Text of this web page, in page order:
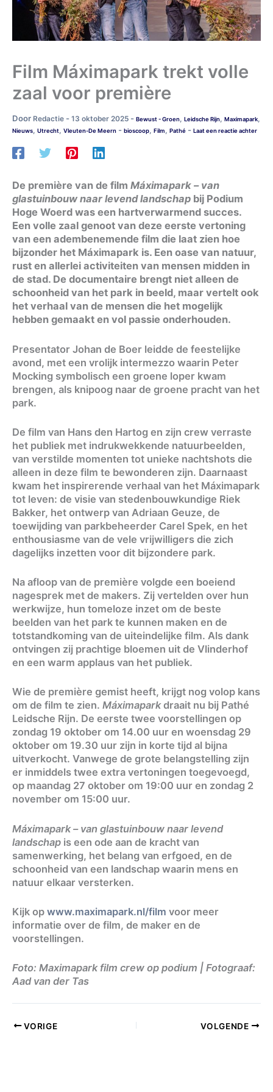
Film Máximapark trekt volle
zaal voor première
Door Redactie - 13 oktober 2025 - Bewust - Groen, Leidsche Rijn, Maximapark,
Nieuws, Utrecht, Vleuten-De Meern - bioscoop, Film, Pathé - Laat een reactie achter
De première van de film Máximapark – van
glastuinbouw naar levend landschap bij Podium
Hoge Woerd was een hartverwarmend succes.
Een volle zaal genoot van deze eerste vertoning
van een adembenemende film die laat zien hoe
bijzonder het Máximapark is. Een oase van natuur,
rust en allerlei activiteiten van mensen midden in
de stad. De documentaire brengt niet alleen de
schoonheid van het park in beeld, maar vertelt ook
het verhaal van de mensen die het mogelijk
hebben gemaakt en vol passie onderhouden.
Presentator Johan de Boer leidde de feestelijke
avond, met een vrolijk intermezzo waarin Peter
Mocking symbolisch een groene loper kwam
brengen, als knipoog naar de groene pracht van het
park.
De film van Hans den Hartog en zijn crew verraste
het publiek met indrukwekkende natuurbeelden,
van verstilde momenten tot unieke nachtshots die
alleen in deze film te bewonderen zijn. Daarnaast
kwam het inspirerende verhaal van het Máximapark
tot leven: de visie van stedenbouwkundige Riek
Bakker, het ontwerp van Adriaan Geuze, de
toewijding van parkbeheerder Carel Spek, en het
enthousiasme van de vele vrijwilligers die zich
dagelijks inzetten voor dit bijzondere park.
Na afloop van de première volgde een boeiend
nagesprek met de makers. Zij vertelden over hun
werkwijze, hun tomeloze inzet om de beste
beelden van het park te kunnen maken en de
totstandkoming van de uiteindelijke film. Als dank
ontvingen zij prachtige bloemen uit de Vlinderhof
en een warm applaus van het publiek.
Wie de première gemist heeft, krijgt nog volop kans
om de film te zien. Máximaparkdraait nu bij Pathé
Leidsche Rijn. De eerste twee voorstellingen op
zondag 19 oktober om 14.00 uur en woensdag 29
oktober om 19.30 uur zijn in korte tijd al bijna
uitverkocht. Vanwege de grote belangstelling zijn
er inmiddels twee extra vertoningen toegevoegd,
op maandag 27 oktober om 19:00 uur en zondag 2
november om 15:00 uur.
Máximapark – van glastuinbouw naar levend
landschap is een ode aan de kracht van
samenwerking, het belang van erfgoed, en de
schoonheid van een landschap waarin mens en
natuur elkaar versterken.
Kijk op www.maximapark.nl/film voor meer
informatie over de film, de maker en de
voorstellingen.
Foto: Maximapark film crew op podium | Fotograaf:
Aad van der Tas
VORIGE VOLGENDE